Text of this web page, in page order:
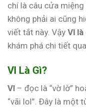
chí là câu cửa
không phải ai cũng
viết tắt này. Vậy Vl là
khám phá chi tiết
Vl Là Gì?
Vl – đọc là “vờ lờ”
“vãi lol”. Đây là một